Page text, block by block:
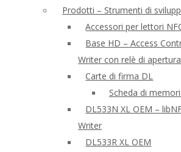
Prodotti – Strumenti di
Accessori per lettori
Base HD – Access
Writer con relè di
Carte di firma DL
Scheda di
DL533N XL OEM –
Writer
DL533R XL OEM